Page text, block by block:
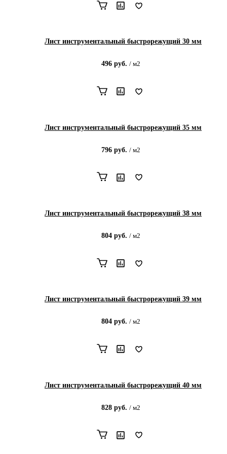
Лист инструментальный быстрорежущий 30 мм
496руб. / м2
Лист инструментальный быстрорежущий 35 мм
796руб. / м2
Лист инструментальный быстрорежущий 38 мм
804руб. / м2
Лист инструментальный быстрорежущий 39 мм
804руб. / м2
Лист инструментальный быстрорежущий 40 мм
828руб. / м2